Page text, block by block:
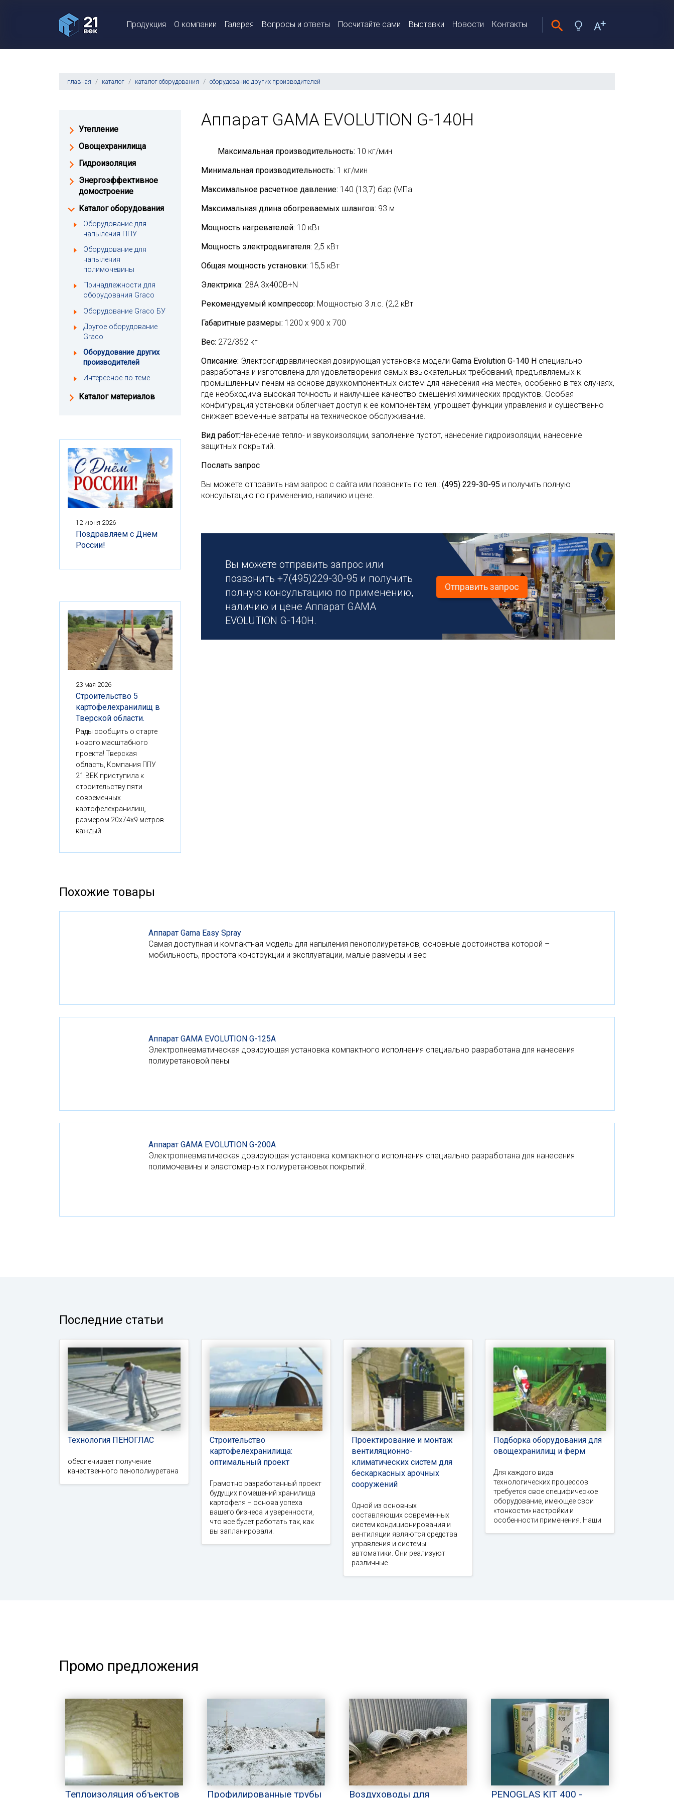
Продукция О компании Галерея Вопросы и ответы Посчитайте сами Выставки Новости Контакты
главная каталог каталог оборудования оборудование других производителей
Аппарат GAMA EVOLUTION G-140H
Максимальная производительность: 10 кг/мин
Минимальная производительность: 1 кг/мин
Максимальное расчетное давление: 140 (13,7) бар (МПа
Максимальная длина обогреваемых шлангов: 93 м
Мощность нагревателей: 10 кВт
Мощность электродвигателя: 2,5 кВт
Общая мощность установки: 15,5 кВт
Электрика: 28А 3х400В+N
Рекомендуемый компрессор: Мощностью 3 л.с. (2,2 кВт
Габаритные размеры: 1200 х 900 х 700
Вес: 272/352 кг
Описание: Электрогидравлическая дозирующая установка модели Gama Evolution G-140 H специально
разработана и изготовлена для удовлетворения самых взыскательных требований, предъявляемых к
промышленным пенам на основе двухкомпонентных систем для нанесения «на месте», особенно в тех случаях,
где необходима высокая точность и наилучшее качество смешения химических продуктов. Особая
конфигурация установки облегчает доступ к ее компонентам, упрощает функции управления и существенно
снижает временные затраты на техническое обслуживание.
Вид работ:Нанесение тепло- и звукоизоляции, заполнение пустот, нанесение гидроизоляции, нанесение
защитных покрытий.
Послать запрос
Вы можете отправить нам запрос с сайта или позвонить по тел.: (495) 229-30-95 и получить полную
консультацию по применению, наличию и цене.
Вы можете отправить запрос или
позвонить +7(495)229-30-95 и получить
полную консультацию по применению,
наличию и цене Аппарат GAMA
EVOLUTION G-140H.
Отправить запрос
Утепление
Овощехранилища
Гидроизоляция
Энергоэффективное
домостроение
Каталог оборудования
Оборудование для
напыления ППУ
Оборудование для
напыления
полимочевины
Принадлежности для
оборудования Graco
Оборудование Graco БУ
Другое оборудование
Graco
Оборудование других
производителей
Интересное по теме
Каталог материалов
12 июня 2026
Поздравляем с Днем
России!
23 мая 2026
Строительство 5
картофелехранилищ в
Тверской области.
Рады сообщить о старте
нового масштабного
проекта! Тверская
область, Компания ППУ
21 ВЕК приступила к
строительству пяти
современных
картофелехранилищ,
размером 20x74x9 метров
каждый.
Похожие товары
Аппарат Gama Easy Spray
Самая доступная и компактная модель для напыления пенополиуретанов, основные достоинства которой –
мобильность, простота конструкции и эксплуатации, малые размеры и вес
Аппарат GAMA EVOLUTION G-125A
Электропневматическая дозирующая установка компактного исполнения специально разработана для нанесения
полиуретановой пены
Аппарат GAMA EVOLUTION G-200A
Электропневматическая дозирующая установка компактного исполнения специально разработана для нанесения
полимочевины и эластомерных полиуретановых покрытий.
Последние статьи
Технология ПЕНОГЛАС
обеспечивает получение
качественного пенополиуретана
Строительство
картофелехранилища:
оптимальный проект
Грамотно разработанный проект
будущих помещений хранилища
картофеля – основа успеха
вашего бизнеса и уверенности,
что все будет работать так, как
вы запланировали.
Проектирование и монтаж
вентиляционно-
климатических систем для
бескаркасных арочных
сооружений
Одной из основных
составляющих современных
систем кондиционирования и
вентиляции являются средства
управления и системы
автоматики. Они реализуют
различные
Подборка оборудования для
овощехранилищ и ферм
Для каждого вида
технологических процессов
требуется свое специфическое
оборудование, имеющее свои
«тонкости» настройки и
особенности применения. Наши
Промо предложения
Теплоизоляция объектов Профилированные трубы Воздуховоды для PENOGLAS KIT 400 -